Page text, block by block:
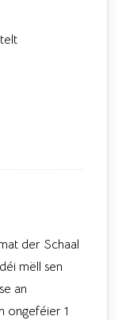
der Schaal
mëll sen
an
ongeféier 1